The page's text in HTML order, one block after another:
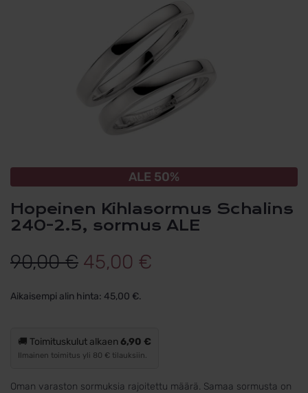
ALE 50%
Hopeinen Kihlasormus Schalins
240-2.5, sormus ALE
90,00€ Alkuperäinen
hinta
90,00 €.
45,00 €
Aikaisempi alin hinta: 45,00 €.
🚚 Toimituskulut alkaen6,90 €
Ilmainen toimitus yli 80 € tilauksiin.
Oman varaston sormuksia rajoitettu määrä. Samaa sormusta on